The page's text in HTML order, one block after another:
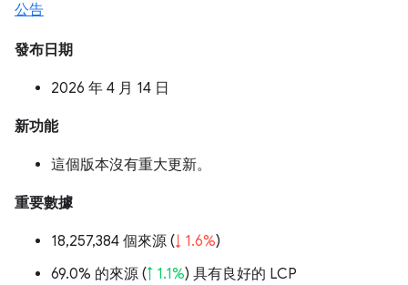
公告
發布日期
2026 年 4 月 14 日
新功能
這個版本沒有重大更新。
重要數據
18,257,384 個來源 (↓ 1.6%)
69.0% 的來源 (↑ 1.1%) 具有良好的 LCP